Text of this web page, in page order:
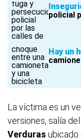
policial
Hay un
La víctima es un
versiones, salía del
Verduras ubicado